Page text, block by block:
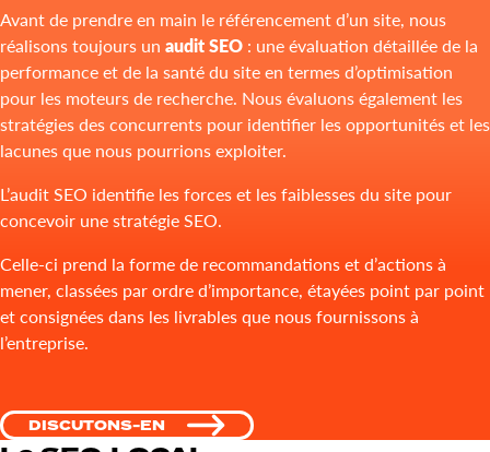
Avant de prendre en main le référencement d’un site, nous
réalisons toujours un audit SEO : une évaluation détaillée de la
performance et de la santé du site en termes d’optimisation
pour les moteurs de recherche. Nous évaluons également les
stratégies des concurrents pour identifier les opportunités et les
lacunes que nous pourrions exploiter.
L’audit SEO identifie les forces et les faiblesses du site pour
concevoir une stratégie SEO.
Celle-ci prend la forme de recommandations et d’actions à
mener, classées par ordre d’importance, étayées point par point
et consignées dans les livrables que nous fournissons à
l’entreprise.
DISCUTONS-EN